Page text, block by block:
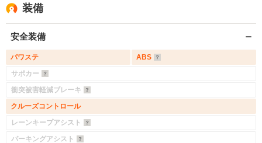
装備
安全装備
パワステ
ABS
サポカー
衝突被害軽減ブレーキ
クルーズコントロール
レーンキープアシスト
パーキングアシスト